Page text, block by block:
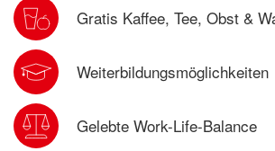
Gratis Kaffee, Tee, Obst &
Weiterbildungsmöglichkeiten
Gelebte Work-Life-Balance